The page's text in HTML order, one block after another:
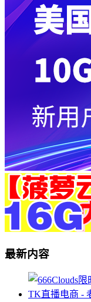
最新内容